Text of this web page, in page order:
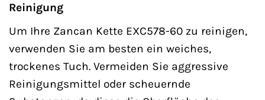
Reinigung
Um Ihre Zancan Kette EXC578-60 zu reinigen,
verwenden Sie am besten ein weiches,
trockenes Tuch. Vermeiden Sie aggressive
Reinigungsmittel oder scheuernde